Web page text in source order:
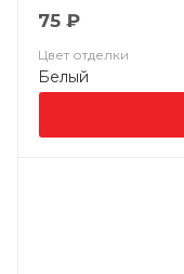
75 ₽
Цвет отделки
Белый